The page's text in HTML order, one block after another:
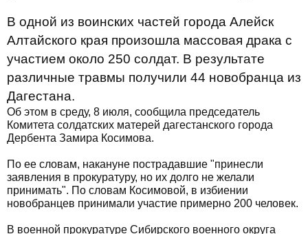
В одной из воинских частей города Алейск
Алтайского края произошла массовая драка с
участием около 250 солдат. В результате
различные травмы получили 44 новобранца из
Дагестана.
Об этом в среду, 8 июля, сообщила председатель
Комитета солдатских матерей дагестанского города
Дербента Замира Косимова.
По ее словам, накануне пострадавшие "принесли
заявления в прокуратуру, но их долго не желали
принимать". По словам Косимовой, в избиении
новобранцев принимали участие примерно 200 человек.
В военной прокуратуре Сибирского военного округа